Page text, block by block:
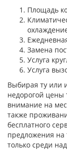
Площадь
Замена
Услуга
Услуга
Выбирая ту или
недорогой
внимание на
также
бесплатного
предложения на
только среди